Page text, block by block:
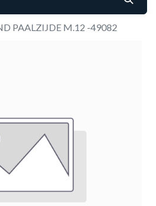
PAALZIJDE M.12 -49082